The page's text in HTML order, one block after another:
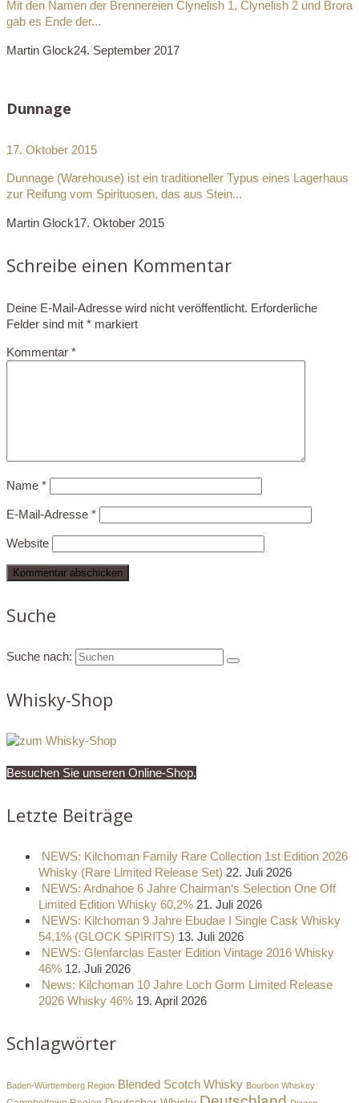
Mit den Namen der Brennereien Clynelish 1, Clynelish 2 und Brora
gab es Ende der...
Martin Glock24. September 2017
Dunnage
17. Oktober 2015
Dunnage (Warehouse) ist ein traditioneller Typus eines Lagerhaus
zur Reifung vom Spirituosen, das aus Stein...
Martin Glock17. Oktober 2015
Schreibe einen Kommentar
Deine E-Mail-Adresse wird nicht veröffentlicht. Erforderliche
Felder sind mit * markiert
Kommentar *
Name *
E-Mail-Adresse *
Website
Suche
Suche nach:
Whisky-Shop
Besuchen Sie unseren Online-Shop.
Letzte Beiträge
NEWS: Kilchoman Family Rare Collection 1st Edition 2026
Whisky (Rare Limited Release Set) 22. Juli 2026
NEWS: Ardnahoe 6 Jahre Chairman‘s Selection One Off
Limited Edition Whisky 60,2% 21. Juli 2026
NEWS: Kilchoman 9 Jahre Ebudae I Single Cask Whisky
54,1% (GLOCK SPIRITS) 13. Juli 2026
NEWS: Glenfarclas Easter Edition Vintage 2016 Whisky
46% 12. Juli 2026
News: Kilchoman 10 Jahre Loch Gorm Limited Release
2026 Whisky 46% 19. April 2026
Schlagwörter
Baden-Württemberg Region Blended Scotch Whisky Bourbon Whiskey